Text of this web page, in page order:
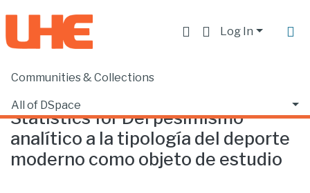
Log In
Communities & Collections
All of DSpace
Home Statistics
Statistics for Del pesimismo
analítico a la tipología del deporte
moderno como objeto de estudio